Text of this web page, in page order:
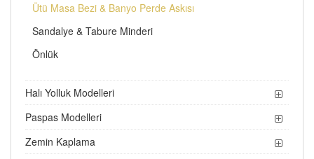
Ütü Masa Bezi & Banyo Perde Askısı
Sandalye & Tabure Minderi
Önlük
Halı Yolluk Modelleri
Paspas Modelleri
Zemin Kaplama